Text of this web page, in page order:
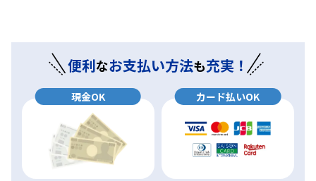
便利なお支払い方法も充実！
現金OK カード払いOK